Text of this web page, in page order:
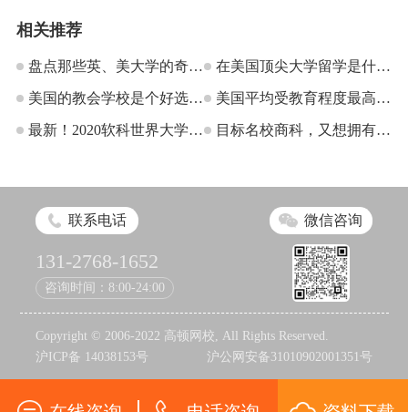
相关推荐
盘点那些英、美大学的奇葩
课程！
在美国顶尖大学留学是什么
体验？
美国的教会学校是个好选择
吗？
美国平均受教育程度最高
的，是哪个州？
最新！2020软科世界大学排 目标名校商科，又想拥有36
联系电话
131-2768-1652
咨询时间：8:00-24:00
微信咨询
Copyright © 2006-2022 高顿网校, All Rights Reserved.
沪ICP备 14038153号
沪公网安备31010902001351号